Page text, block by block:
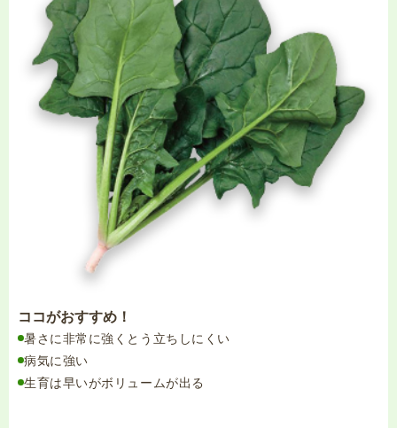
ココがおすすめ！
暑さに非常に強くとう立ちしにくい
病気に強い
生育は早いがボリュームが出る